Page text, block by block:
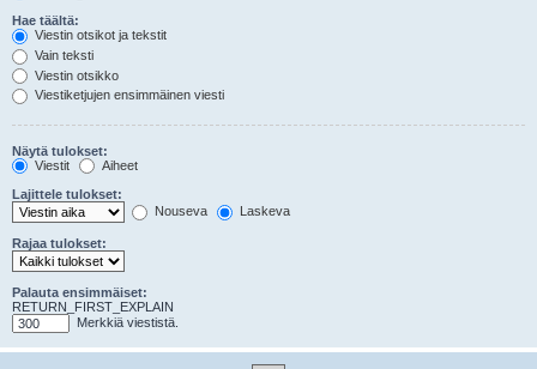
Hae täältä:
Viestin otsikot ja tekstit
Vain teksti
Viestin otsikko
Viestiketjujen ensimmäinen viesti
Näytä tulokset:
Viestit
Aiheet
Lajittele tulokset:
Nouseva
Laskeva
Rajaa tulokset:
Palauta ensimmäiset:
RETURN_FIRST_EXPLAIN
Merkkiä viestistä.